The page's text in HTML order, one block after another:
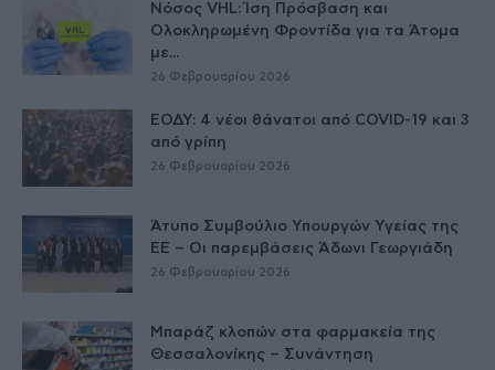
Νόσος VHL: Ίση Πρόσβαση και
Ολοκληρωμένη Φροντίδα για τα Άτομα
με...
26 Φεβρουαρίου 2026
ΕΟΔΥ: 4 νέοι θάνατοι από COVID-19 και 3
από γρίπη
26 Φεβρουαρίου 2026
Άτυπο Συμβούλιο Υπουργών Υγείας της
ΕE – Οι παρεμβάσεις Άδωνι Γεωργιάδη
26 Φεβρουαρίου 2026
Μπαράζ κλοπών στα φαρμακεία της
Θεσσαλονίκης – Συνάντηση